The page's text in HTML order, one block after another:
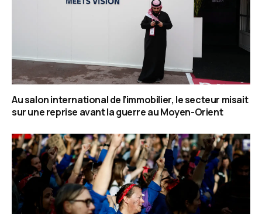
Au salon international de l’immobilier, le secteur misait
sur une reprise avant la guerre au Moyen-Orient